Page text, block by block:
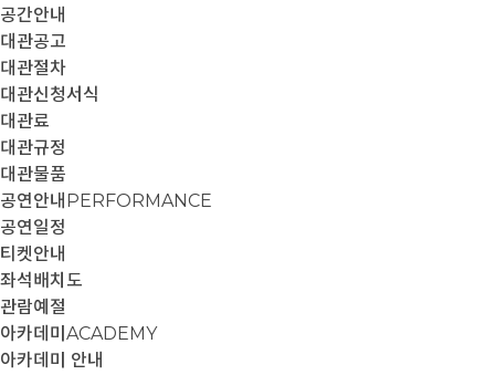
공간안내
대관공고
대관절차
대관신청서식
대관료
대관규정
대관물품
공연안내 PERFORMANCE
공연일정
티켓안내
좌석배치도
관람예절
아카데미 ACADEMY
아카데미 안내